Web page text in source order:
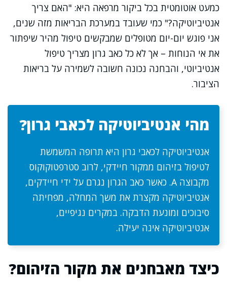
כמעט אוטומטית בכל ביקור מרפאה היא: "האם צריך
אנטיביוטיקה?" כמי שעובד במערכת הבריאות מזה שנים,
אני פוגש יום-יום מטופלים שמבקשים טיפול מהיר שיפתור
את אי הנוחות – אך לא כל כאב גרון מצריך טיפול
אנטיביוטי, והבחנה נכונה חשובה לשמירה על בריאות
הציבור.
מהי אנטיביוטיקה לכאבי גרון?
אנטיביוטיקה לכאבי גרון היא תרופה המשמשת
לטיפול בזיהום ממקור חיידקי, לרוב סטרפטוקוקוס
מקבוצה A. כאשר כאב הגרון נגרם על ידי חיידקים,
אנטיביוטיקה מקצרת את משך המחלה, מפחיתה
סיבוכים ומונעת הדבקה. במקרים נגיפיים,
אנטיביוטיקה אינה יעילה.
כיצד מאבחנים את מקור הזיהום?